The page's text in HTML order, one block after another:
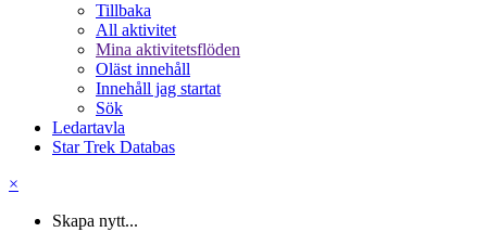
Tillbaka
All aktivitet
Mina aktivitetsflöden
Oläst innehåll
Innehåll jag startat
Sök
Ledartavla
Star Trek Databas
×
Skapa nytt...